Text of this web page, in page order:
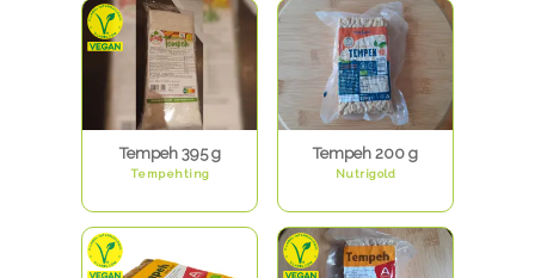
Tempeh 395 g
Tempehting
Tempeh 200 g
Nutrigold